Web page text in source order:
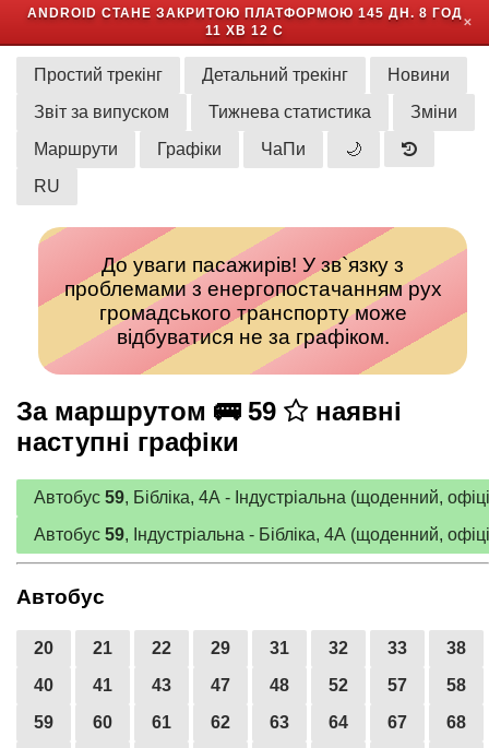
ANDROID СТАНЕ ЗАКРИТОЮ ПЛАТФОРМОЮ 145 ДН. 8 ГОД
11 ХВ 12 С
✕
Простий трекінг Детальний трекінг
Новини
Звіт за випуском
Тижнева статистика
Зміни
Маршрути
Графіки ЧаПи
🌙
RU
До уваги пасажирів! У зв`язку з
проблемами з енергопостачанням рух
громадського транспорту може
відбуватися не за графіком.
За маршрутом 🚌 59
наявні
наступні графіки
Автобус 59, Бібліка, 4А - Індустріальна (щоденний,
Автобус 59, Індустріальна - Бібліка, 4А (щоденний,
Автобус
20 21 22 29 31 32 33
38
40
41 43 47 48 52 57
58
59
60 61 62 63 64 67
68